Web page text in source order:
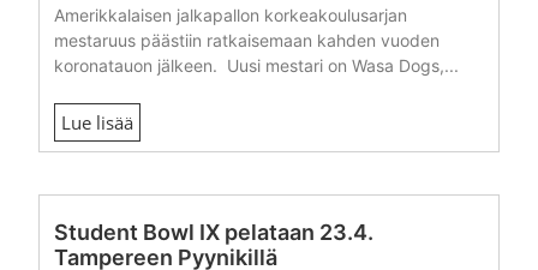
Amerikkalaisen jalkapallon korkeakoulusarjan
mestaruus päästiin ratkaisemaan kahden vuoden
koronatauon jälkeen. Uusi mestari on Wasa Dogs,...
Lue lisää
Student Bowl IX pelataan 23.4.
Tampereen Pyynikillä